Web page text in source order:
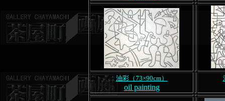
油彩（73×90cm）
oil painting